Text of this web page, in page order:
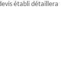
établi détaillera